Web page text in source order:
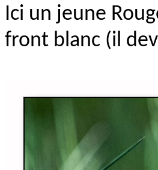
Ici un jeune
front blanc (il